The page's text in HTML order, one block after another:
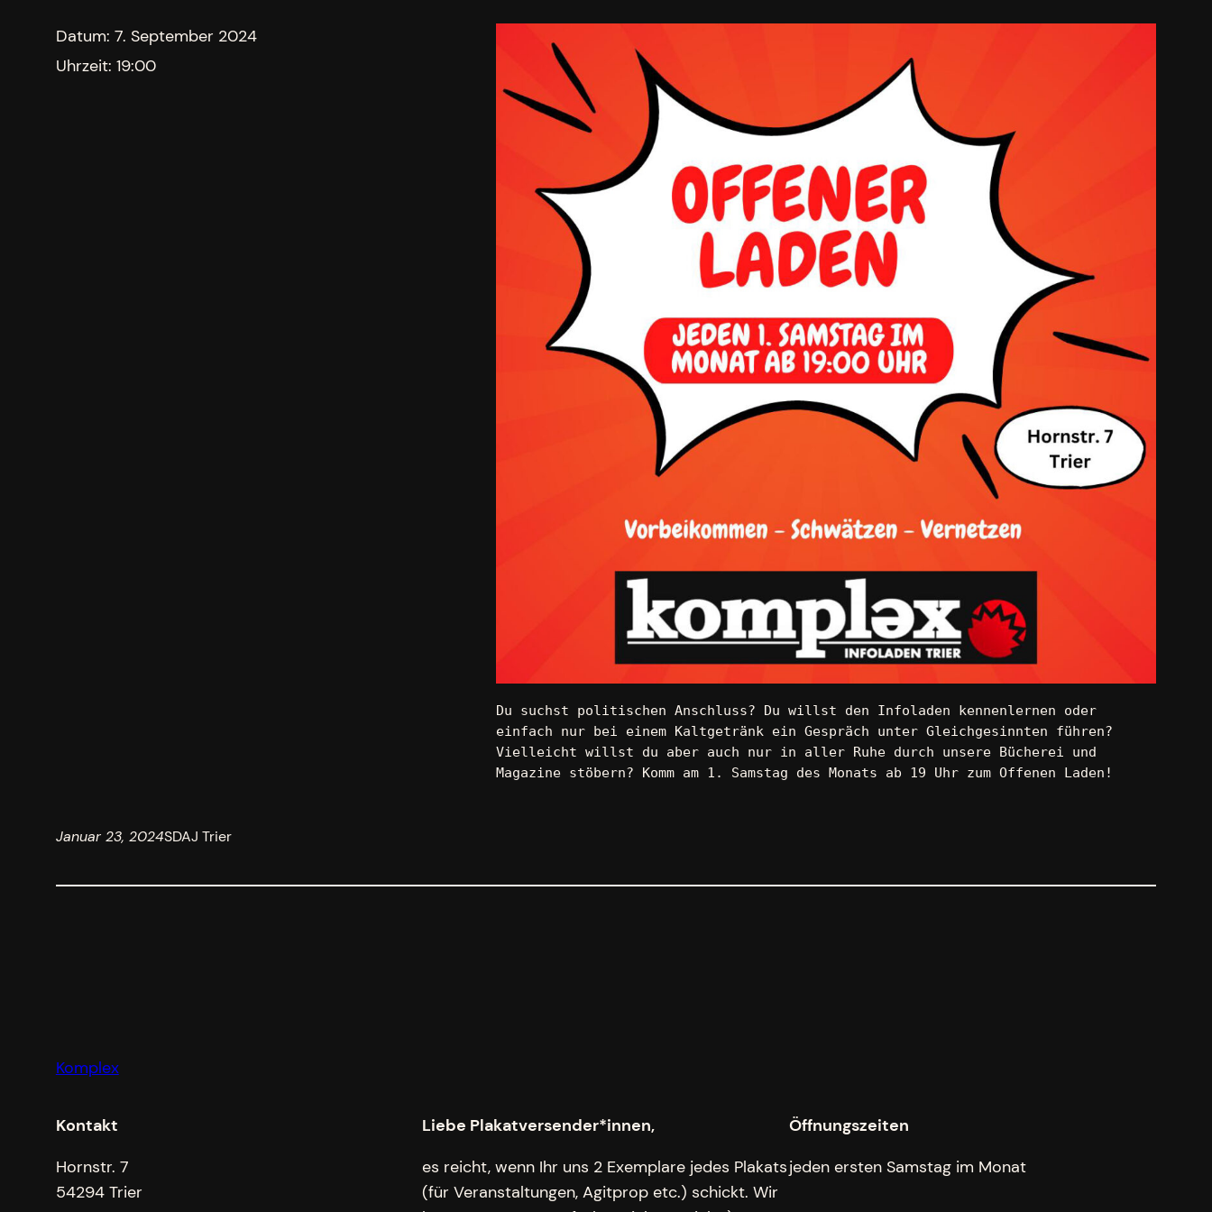
Datum: 7. September 2024
Uhrzeit: 19:00
Du suchst politischen Anschluss? Du willst den Infoladen kennenlernen oder
einfach nur bei einem Kaltgetränk ein Gespräch unter Gleichgesinnten führen?
Vielleicht willst du aber auch nur in aller Ruhe durch unsere Bücherei und
Magazine stöbern? Komm am 1. Samstag des Monats ab 19 Uhr zum Offenen Laden!
Januar 23, 2024SDAJ Trier
Komplex
Kontakt
Hornstr. 7
54294 Trier
Liebe Plakatversender*innen,
es reicht, wenn Ihr uns 2 Exemplare jedes Plakats
(für Veranstaltungen, Agitprop etc.) schickt. Wir
Öffnungszeiten
jeden ersten Samstag im Monat